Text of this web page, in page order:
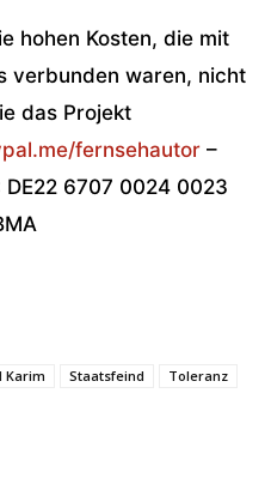
hohen Kosten, die mit
verbunden waren, nicht
das Projekt
fernsehautor –
DE22 6707 0024 0023
Karim Staatsfeind
Toleranz